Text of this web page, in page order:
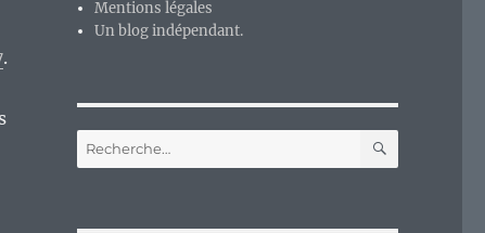
.
Mentions légales
Un blog indépendant.
Recherche
pour :